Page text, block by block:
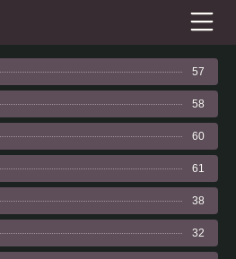
57
58
60
61
38
32